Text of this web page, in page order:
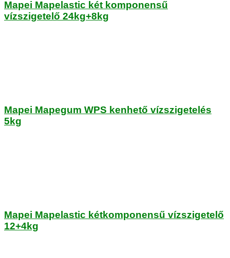
Mapei Mapelastic két komponensű
vízszigetelő 24kg+8kg
Mapei Mapegum WPS kenhető vízszigetelés
5kg
Mapei Mapelastic kétkomponensű vízszigetelő
12+4kg